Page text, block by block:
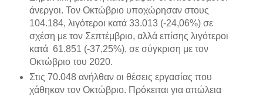
άνεργοι. Τον Οκτώβριο υποχώρησαν στους
104.184, λιγότεροι κατά 33.013 (-24,06%) σε
σχέση με τον Σεπτέμβριο, αλλά επίσης λιγότεροι
κατά 61.851 (-37,25%), σε σύγκριση με τον
Οκτώβριο του 2020.
Στις 70.048 ανήλθαν οι θέσεις εργασίας που
χάθηκαν τον Οκτώβριο. Πρόκειται για απώλεια